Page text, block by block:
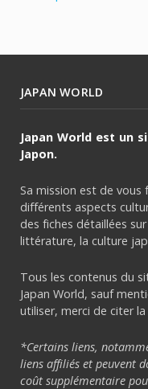
JAPAN WORLD
Japan World est un
Japon.
Sa mission est de vous
différents aspects
des fiches détaillées
littérature, la culture
Tous les contenus du
Japan World, sauf
utiliser, merci de citer la
*Certains liens,
liens affiliés et peuvent
coût supplémentaire